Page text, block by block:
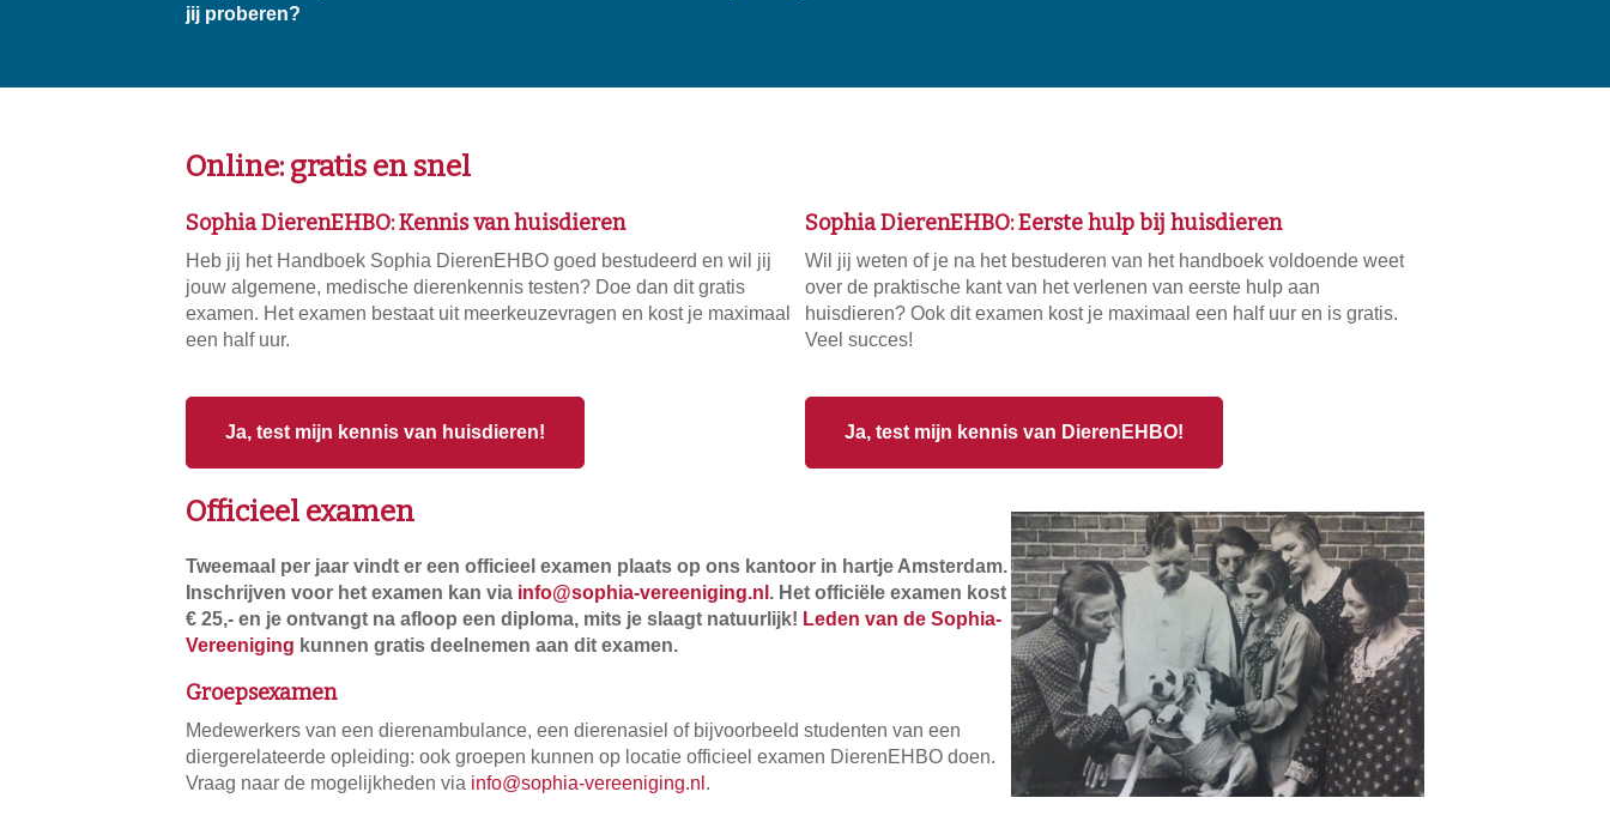
jij proberen?
Online: gratis en snel
Sophia DierenEHBO: Kennis van huisdieren
Heb jij het Handboek Sophia DierenEHBO goed bestudeerd en wil jij
jouw algemene, medische dierenkennis testen? Doe dan dit gratis
examen. Het examen bestaat uit meerkeuzevragen en kost je maximaal
een half uur.
Ja, test mijn kennis van huisdieren!
Sophia DierenEHBO: Eerste hulp bij huisdieren
Wil jij weten of je na het bestuderen van het handboek voldoende weet
over de praktische kant van het verlenen van eerste hulp aan
huisdieren? Ook dit examen kost je maximaal een half uur en is gratis.
Veel succes!
Ja, test mijn kennis van DierenEHBO!
Officieel examen
Tweemaal per jaar vindt er een officieel examen plaats op ons kantoor in hartje Amsterdam.
Inschrijven voor het examen kan via info@sophia-vereeniging.nl . Het officiële examen kost
€ 25,- en je ontvangt na afloop een diploma, mits je slaagt natuurlijk! Leden van de Sophia-
Vereeniging kunnen gratis deelnemen aan dit examen.
Groepsexamen
Medewerkers van een dierenambulance, een dierenasiel of bijvoorbeeld studenten van een
diergerelateerde opleiding: ook groepen kunnen op locatie officieel examen DierenEHBO doen.
Vraag naar de mogelijkheden via info@sophia-vereeniging.nl .